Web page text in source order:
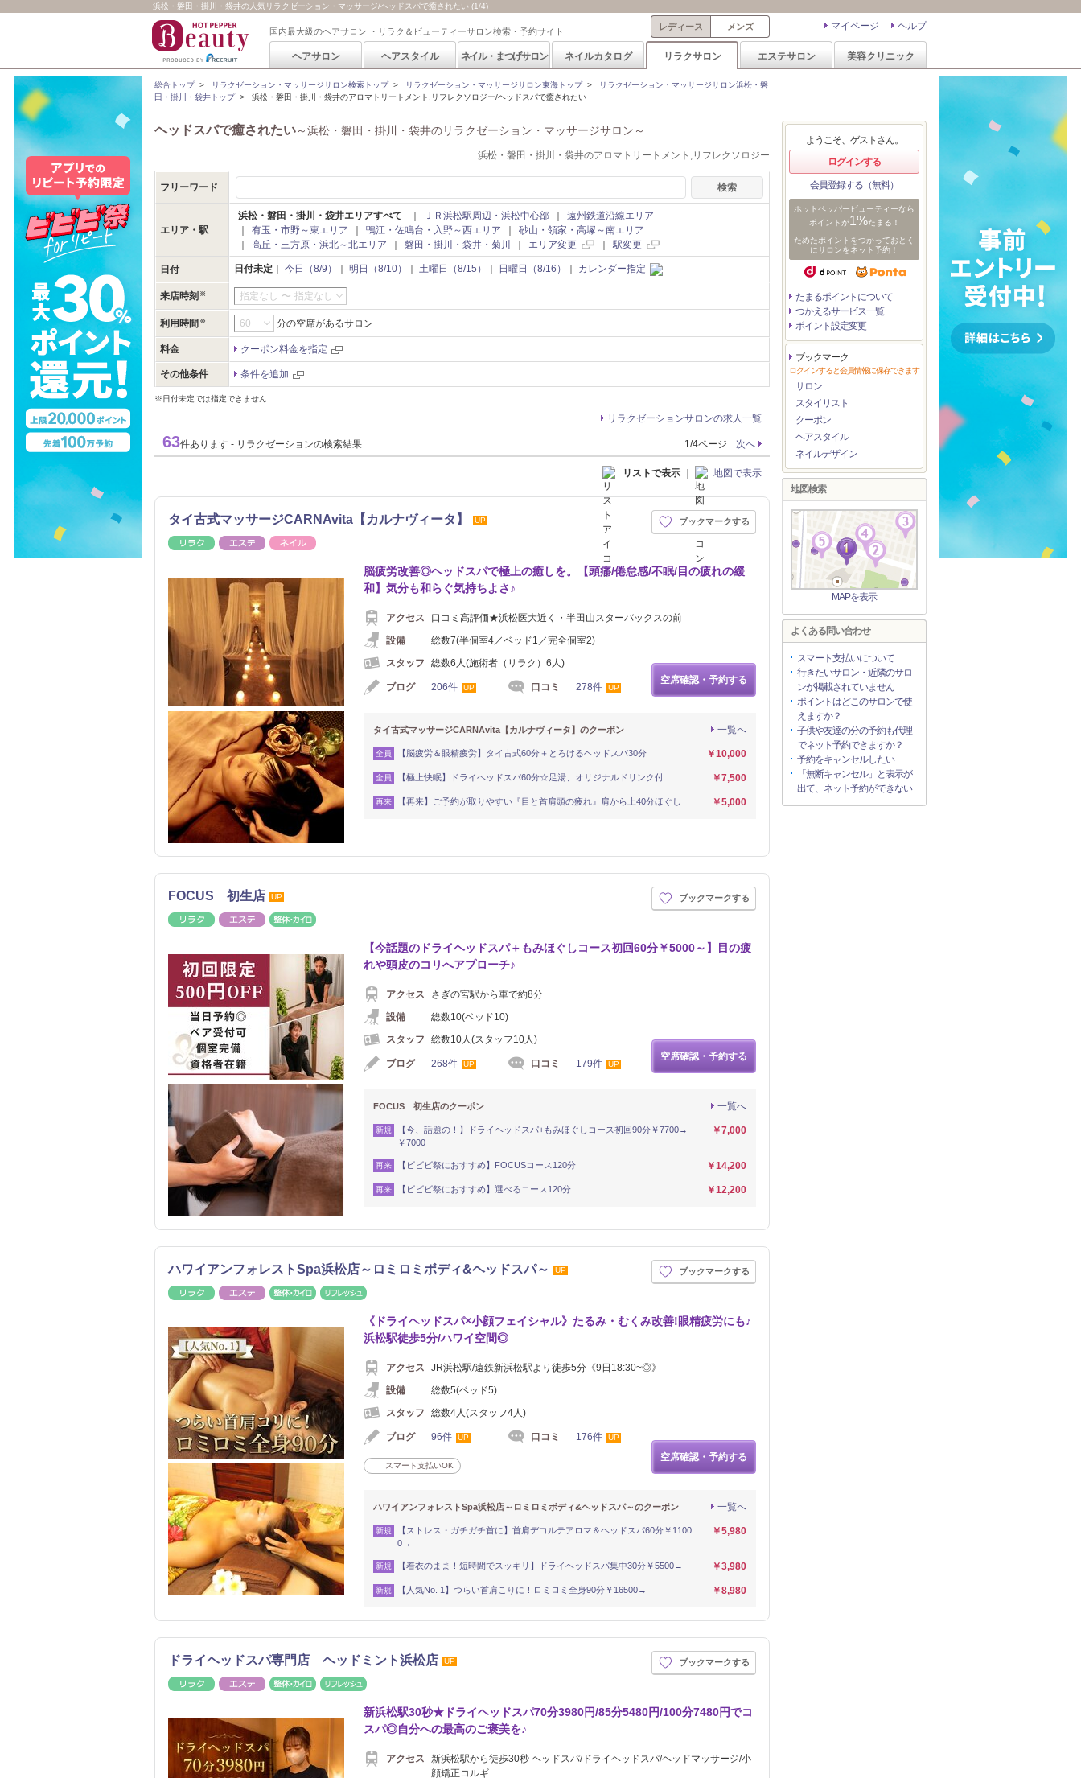
浜松・磐田・掛川・袋井の人気リラクゼーション・マッサージ/ヘッドスパで癒されたい (1/4)
国内最大級のヘアサロン ・リラク＆ビューティーサロン検索・予約サイト ヘルプ
マイページ
レディース メンズ
ヘアサロン ヘアスタイル ネイル・まつげサロン ネイルカタログ リラクサロン エステサロン 美容クリニック
総合トップ> リラクゼーション・マッサージサロン検索トップ> リラクゼーション・マッサージサロン東海トップ>
リラクゼーション・マッサージサロン浜松・磐
田・掛川・袋井トップ> 浜松・磐田・掛川・袋井のアロマトリートメント,リフレクソロジー/ヘッドスパで癒されたい
ヘッドスパで癒されたい～浜松・磐田・掛川・袋井のリラクゼーション・マッサージサロン～
浜松・磐田・掛川・袋井のアロマトリートメント,リフレクソロジー
フリーワード
エリア・駅
浜松・磐田・掛川・袋井エリアすべて ＪＲ浜松駅周辺・浜松中心部
遠州鉄道沿線エリア
有玉・市野～東エリア 鴨江・佐鳴台・入野～西エリア
砂山・領家・高塚～南エリア
高丘・三方原・浜北～北エリア 磐田・掛川・袋井・菊川 エリア変更 駅変更
日付 日付未定 今日（8/9） 明日（8/10） 土曜日（8/15） 日曜日（8/16） カレンダー指定
来店時刻 指定なし 〜 指定なし
利用時間 分の空席があるサロン
料金 クーポン料金を指定
その他条件 条件を追加
※日付未定では指定できません
リラクゼーションサロンの求人一覧
63件あります - リラクゼーションの検索結果 1/4ページ 次へ
リストで表示 ｜ 地図で表示
タイ古式マッサージCARNAvita【カルナヴィータ】 UP
リラク エステ
ブックマークする
脳疲労改善◎ヘッドスパで極上の癒しを。【頭痛/倦怠感/不眠/目の疲れの緩
和】気分も和らぐ気持ちよさ♪
アクセス
口コミ高評価★浜松医大近く・半田山スターバックスの前
設備
総数7(半個室4／ベッド1／完全個室2)
スタッフ
総数6人(施術者（リラク）6人)
ブログ 206件 UP 口コミ 278件 UP
空席確認・予約する
一覧へ
タイ古式マッサージCARNAvita【カルナヴィータ】のクーポン
全員 【脳疲労＆眼精疲労】タイ古式60分＋とろけるヘッドスパ30分 ￥10,000
全員 【極上快眠】ドライヘッドスパ60分☆足湯、オリジナルドリンク付 ￥7,500
再来 【再来】ご予約が取りやすい『目と首肩頭の疲れ』肩から上40分ほぐし ￥5,000
FOCUS 初生店 UP
リラク エステ
ブックマークする
【今話題のドライヘッドスパ＋もみほぐしコース初回60分￥5000～】目の疲
れや頭皮のコリへアプローチ♪
アクセス
さぎの宮駅から車で約8分
設備
総数10(ベッド10)
スタッフ
総数10人(スタッフ10人)
ブログ 268件 UP 口コミ 179件 UP
空席確認・予約する
一覧へ
FOCUS 初生店のクーポン
新規
【今、話題の！】ドライヘッドスパ+もみほぐしコース初回90分￥7700→
￥7000
￥7,000
再来 【ビビビ祭におすすめ】FOCUSコース120分 ￥14,200
再来 【ビビビ祭におすすめ】選べるコース120分 ￥12,200
ハワイアンフォレストSpa浜松店～ロミロミボディ&ヘッドスパ～ UP
リラク エステ 整体・カイロ
ブックマークする
《ドライヘッドスパ×小顔フェイシャル》たるみ・むくみ改善!眼精疲労にも♪
浜松駅徒歩5分/ハワイ空間◎
アクセス
JR浜松駅/遠鉄新浜松駅より徒歩5分《9日18:30~◎》
設備
総数5(ベッド5)
スタッフ
総数4人(スタッフ4人)
ブログ 96件 UP 口コミ 176件 UP
スマート支払いOK
空席確認・予約する
一覧へ
ハワイアンフォレストSpa浜松店～ロミロミボディ&ヘッドスパ～のクーポン
新規
【ストレス・ガチガチ首に】首肩デコルテアロマ＆ヘッドスパ60分￥1100
0→
￥5,980
新規 【着衣のまま！短時間でスッキリ】ドライヘッドスパ集中30分￥5500→ ￥3,980
新規 【人気No. 1】つらい首肩こりに！ロミロミ全身90分￥16500→ ￥8,980
ドライヘッドスパ専門店 ヘッドミント浜松店 UP
リラク エステ 整体・カイロ
ブックマークする
新浜松駅30秒★ドライヘッドスパ70分3980円/85分5480円/100分7480円でコ
スパ◎自分への最高のご褒美を♪
アクセス
新浜松駅から徒歩30秒 ヘッドスパ/ドライヘッドスパ/ヘッドマッサージ/小
顔矯正コルギ
ようこそ、ゲストさん。
ログインする
会員登録する（無料）
ホットペッパービューティーなら
ポイントが1%たまる！
ためたポイントをつかっておとく
にサロンをネット予約！
たまるポイントについて
つかえるサービス一覧
ポイント設定変更
ブックマーク
ログインすると会員情報に保存できます
サロン
スタイリスト
クーポン
ヘアスタイル
ネイルデザイン
地図検索
MAPを表示
よくある問い合わせ
スマート支払いについて
行きたいサロン・近隣のサロ
ンが掲載されていません
ポイントはどこのサロンで使
えますか？
子供や友達の分の予約も代理
でネット予約できますか？
予約をキャンセルしたい
「無断キャンセル」と表示が
出て、ネット予約ができない